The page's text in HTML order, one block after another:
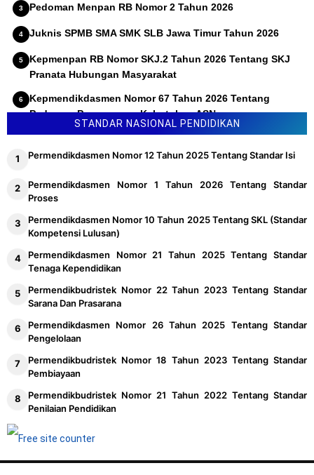
Pedoman Menpan RB Nomor 2 Tahun 2026
Juknis SPMB SMA SMK SLB Jawa Timur Tahun 2026
Kepmenpan RB Nomor SKJ.2 Tahun 2026 Tentang SKJ
Pranata Hubungan Masyarakat
Kepmendikdasmen Nomor 67 Tahun 2026 Tentang
Pedoman Penyusunan Kebutuhan ASN
STANDAR NASIONAL PENDIDIKAN
Permendikdasmen Nomor 12 Tahun 2025 Tentang Standar Isi
Permendikdasmen Nomor 1 Tahun 2026 Tentang Standar
Proses
Permendikdasmen Nomor 10 Tahun 2025 Tentang SKL (Standar
Kompetensi Lulusan)
Permendikdasmen Nomor 21 Tahun 2025 Tentang Standar
Tenaga Kependidikan
Permendikbudristek Nomor 22 Tahun 2023 Tentang Standar
Sarana Dan Prasarana
Permendikdasmen Nomor 26 Tahun 2025 Tentang Standar
Pengelolaan
Permendikbudristek Nomor 18 Tahun 2023 Tentang Standar
Pembiayaan
Permendikbudristek Nomor 21 Tahun 2022 Tentang Standar
Penilaian Pendidikan